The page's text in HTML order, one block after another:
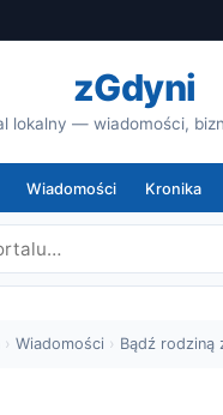
zGdyni
lokalny — wiadomości,
Wiadomości Kronika
› Wiadomości › Bądź rodziną